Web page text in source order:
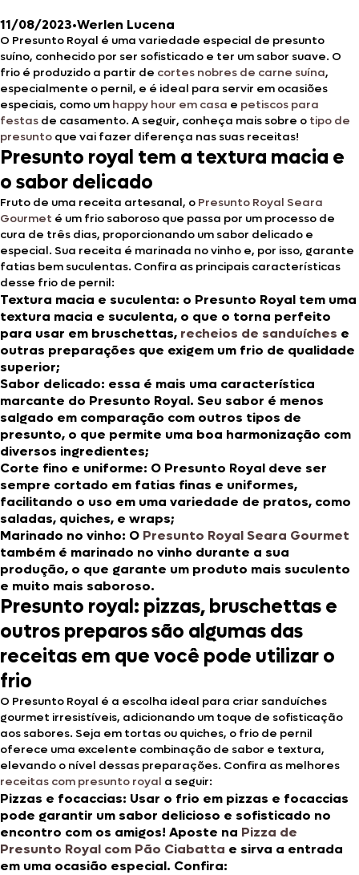
11/08/2023•Werlen Lucena
O Presunto Royal é uma variedade especial de presunto
suíno, conhecido por ser sofisticado e ter um sabor suave. O
frio é produzido a partir de cortes nobres de carne suína,
especialmente o pernil, e é ideal para servir em ocasiões
especiais, como um happy hour em casa e petiscos para
festas de casamento. A seguir, conheça mais sobre o tipo de
presunto que vai fazer diferença nas suas receitas!
Presunto royal tem a textura macia e
o sabor delicado
Fruto de uma receita artesanal, o Presunto Royal Seara
Gourmet é um frio saboroso que passa por um processo de
cura de três dias, proporcionando um sabor delicado e
especial. Sua receita é marinada no vinho e, por isso, garante
fatias bem suculentas. Confira as principais características
desse frio de pernil:
Textura macia e suculenta: o Presunto Royal tem uma
textura macia e suculenta, o que o torna perfeito
para usar em bruschettas, recheios de sanduíches e
outras preparações que exigem um frio de qualidade
superior;
Sabor delicado: essa é mais uma característica
marcante do Presunto Royal. Seu sabor é menos
salgado em comparação com outros tipos de
presunto, o que permite uma boa harmonização com
diversos ingredientes;
Corte fino e uniforme: O Presunto Royal deve ser
sempre cortado em fatias finas e uniformes,
facilitando o uso em uma variedade de pratos, como
saladas, quiches, e wraps;
Marinado no vinho: O Presunto Royal Seara Gourmet
também é marinado no vinho durante a sua
produção, o que garante um produto mais suculento
e muito mais saboroso.
Presunto royal: pizzas, bruschettas e
outros preparos são algumas das
receitas em que você pode utilizar o
frio
O Presunto Royal é a escolha ideal para criar sanduíches
gourmet irresistíveis, adicionando um toque de sofisticação
aos sabores. Seja em tortas ou quiches, o frio de pernil
oferece uma excelente combinação de sabor e textura,
elevando o nível dessas preparações. Confira as melhores
receitas com presunto royal a seguir:
Pizzas e focaccias: Usar o frio em pizzas e focaccias
pode garantir um sabor delicioso e sofisticado no
encontro com os amigos! Aposte na Pizza de
Presunto Royal com Pão Ciabatta e sirva a entrada
em uma ocasião especial. Confira: